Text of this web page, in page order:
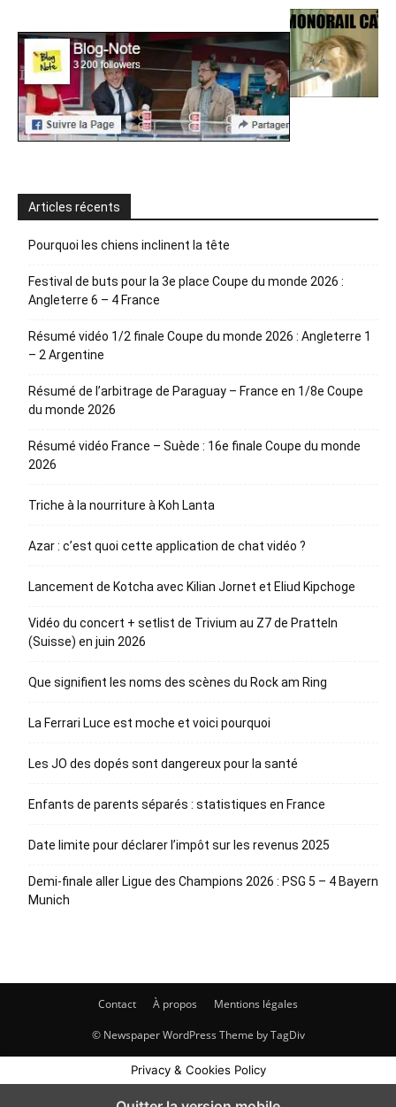
Articles récents
Pourquoi les chiens inclinent la tête
Festival de buts pour la 3e place Coupe du monde 2026 :
Angleterre 6 – 4 France
Résumé vidéo 1/2 finale Coupe du monde 2026 : Angleterre 1
– 2 Argentine
Résumé de l’arbitrage de Paraguay – France en 1/8e Coupe
du monde 2026
Résumé vidéo France – Suède : 16e finale Coupe du monde
2026
Triche à la nourriture à Koh Lanta
Azar : c’est quoi cette application de chat vidéo ?
Lancement de Kotcha avec Kilian Jornet et Eliud Kipchoge
Vidéo du concert + setlist de Trivium au Z7 de Pratteln
(Suisse) en juin 2026
Que signifient les noms des scènes du Rock am Ring
La Ferrari Luce est moche et voici pourquoi
Les JO des dopés sont dangereux pour la santé
Enfants de parents séparés : statistiques en France
Date limite pour déclarer l’impôt sur les revenus 2025
Demi-finale aller Ligue des Champions 2026 : PSG 5 – 4 Bayern
Munich
Contact À propos Mentions légales
© Newspaper WordPress Theme by TagDiv
Privacy & Cookies Policy